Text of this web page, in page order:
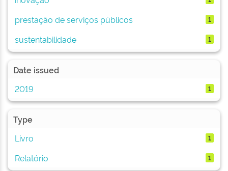
prestação de serviços públicos 1
sustentabilidade 1
Date issued
2019
1
Type
Livro
1
Relatório 1